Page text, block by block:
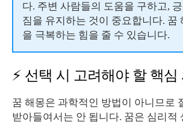
다. 주변 사람들의 도움을 구하고,
짐을 유지하는 것이 중요합니다. 꿈
을 극복하는 힘을 줄 수 있습니다.
⚡ 선택 시 고려해야 할 핵심
꿈 해몽은 과학적인 방법이 아니므로
받아들여서는 안 됩니다. 꿈은 심리적